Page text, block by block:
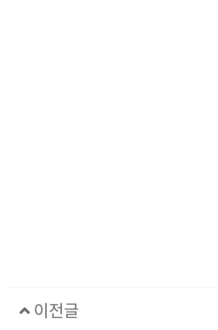
이전글